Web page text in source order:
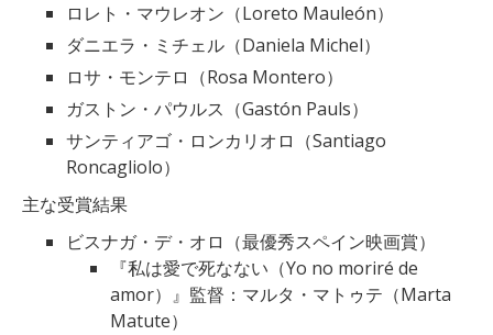
ロレト・マウレオン（Loreto Mauleón）
ダニエラ・ミチェル（Daniela Michel）
ロサ・モンテロ（Rosa Montero）
ガストン・パウルス（Gastón Pauls）
サンティアゴ・ロンカリオロ（Santiago
Roncagliolo）
主な受賞結果
ビスナガ・デ・オロ（最優秀スペイン映画賞）
『私は愛で死なない（Yo no moriré de
amor）』監督：マルタ・マトゥテ（Marta
Matute）